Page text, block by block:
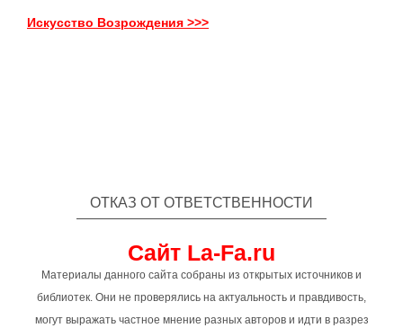
Искусство Возрождения >>>
ОТКАЗ ОТ ОТВЕТСТВЕННОСТИ
Сайт La-Fa.ru
Материалы данного сайта собраны из открытых источников и
библиотек. Они не проверялись на актуальность и правдивость,
могут выражать частное мнение разных авторов и идти в разрез